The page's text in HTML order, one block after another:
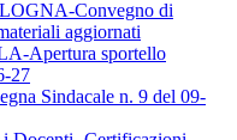
Convegno di
aggiornati
Apertura sportello
27
Sindacale n. 9 del 09-